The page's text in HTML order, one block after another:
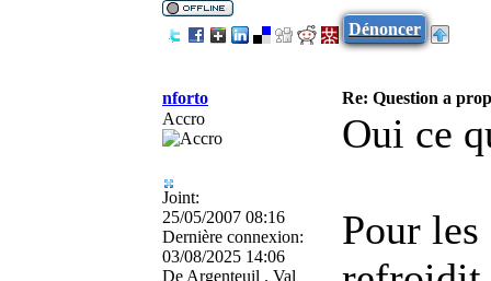
Dénoncer
nforto
Re: Question a
Accro
Joint:
25/05/2007 08:16
Dernière connexion:
03/08/2025 14:06
De Argenteuil . Val
Oui ce
Pour les